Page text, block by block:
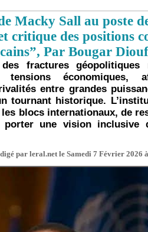
Macky Sall au poste
critique des positions
Par Bougar Diouf
fractures géopolitiques
économiques,
entre grandes
tournant historique.
blocs internationaux, de
une vision inclusive
par leral.net le Samedi 7 Février 2026